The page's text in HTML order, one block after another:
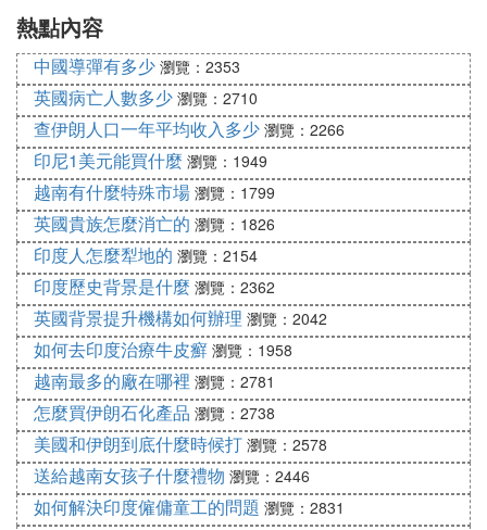
2、菠蘿蜜
每年9月至10月是菠蘿蜜的成熟期，盡管市場上一年
四季都能見到其銷售，價格大致在4至5元每斤。菠蘿
蜜營養價值豐富，有生津止渴、潤喉除燥的效果，適
合口乾、思慮過度、睡眠不足、說話過多的人群食
用。
3、三亞水果價格
在三亞，菠蘿蜜、芒果、榴槤、黑美人西瓜、紅毛
丹、香蕉、石榴等水果價格相對便宜。
4、三亞特色水果
三亞獨有的水果中，必嘗的五種分別是：大芒果、釋
迦牟尼、榴槤、紅毛丹和小椰子。其中，大芒果以其
甜美的果肉讓人回味無窮。
5、三亞著名水果
椰子是三亞種植超過2000年的水果，在中國享有盛
名。三亞的椰子種類豐富，包括紅椰子、綠椰子和黃
椰子，其中紅椰子的品質最佳，黃椰子次之，綠椰子
居末。在三亞的街頭巷尾，隨處可見椰子飲料的蹤
影。
熱點內容
中國導彈有多少 瀏覽：2353
英國病亡人數多少 瀏覽：2710
查伊朗人口一年平均收入多少 瀏覽：2266
印尼1美元能買什麼 瀏覽：1949
越南有什麼特殊市場 瀏覽：1799
英國貴族怎麼消亡的 瀏覽：1826
印度人怎麼犁地的 瀏覽：2154
印度歷史背景是什麼 瀏覽：2362
英國背景提升機構如何辦理 瀏覽：2042
如何去印度治療牛皮癬 瀏覽：1958
越南最多的廠在哪裡 瀏覽：2781
怎麼買伊朗石化產品 瀏覽：2738
美國和伊朗到底什麼時候打 瀏覽：2578
送給越南女孩子什麼禮物 瀏覽：2446
如何解決印度僱傭童工的問題 瀏覽：2831